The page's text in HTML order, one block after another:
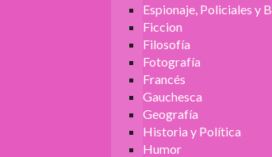
Espionaje, Policiales y
Ficcion
Filosofía
Fotografía
Francés
Gauchesca
Geografía
Historia y Política
Humor